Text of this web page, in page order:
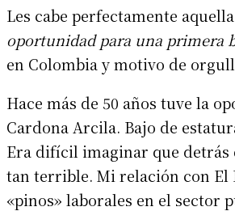
Les cabe perfectamente
oportunidad para una primera
en Colombia y motivo de
Hace más de 50 años tuve la
Cardona Arcila. Bajo de
Era difícil imaginar que detrás
tan terrible. Mi relación con El
«pinos» laborales en el sector